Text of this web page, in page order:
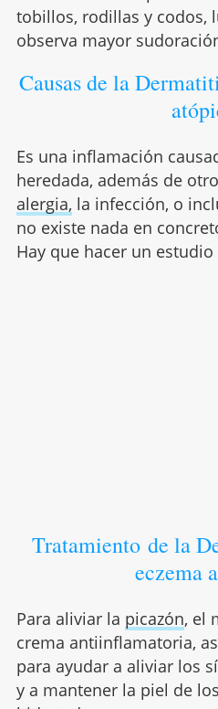
tobillos, rodillas y codos,
observa mayor
Causas de la
Es una inflamación
heredada, además de
alergia, la infección, o
no existe nada en
Hay que hacer un
Tratamiento de la
eczema
Para aliviar la picazón, el
crema antiinflamatoria,
para ayudar a aliviar los
y a mantener la piel de